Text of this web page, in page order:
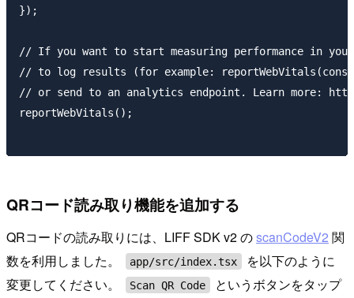
});
// If you want to start measuring performance in
// to log results (for example:
// or send to an analytics endpoint. Learn more:
reportWebVitals();
QRコード読み取り機能を追加する
QRコードの読み取りには、LIFF SDK v2 のscanCodeV2 関
数を利用しました。
app/src/index.tsx
を以下のように
変更してください。
Scan QR Code
というボタンをタップ